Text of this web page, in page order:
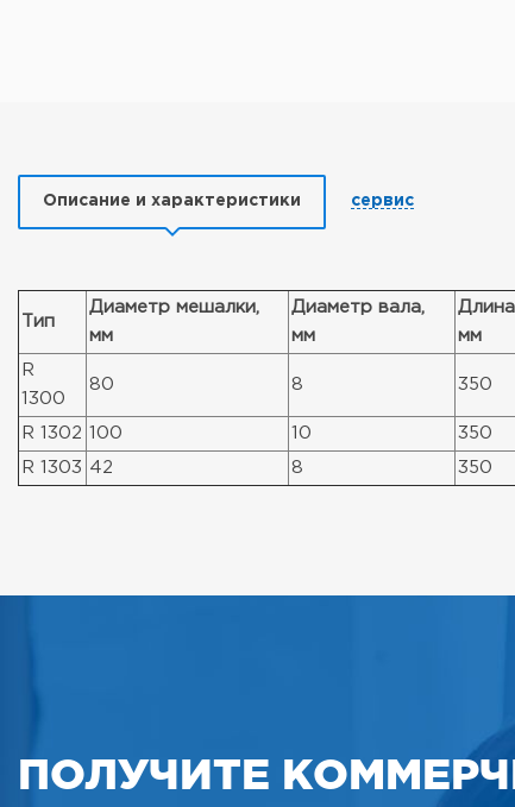
Описание и характеристики сервис
Тип
Диаметр мешалки,
мм
Диаметр вала,
мм
мм
R
1300
80 8 350
R 1302 100 10 350
R 1303 42 8 350
ПОЛУЧИТЕ